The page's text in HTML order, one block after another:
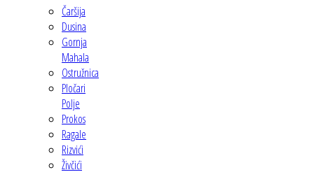
Čaršija
Dusina
Gornja
Mahala
Ostružnica
Pločari
Polje
Prokos
Ragale
Rizvići
Živčići